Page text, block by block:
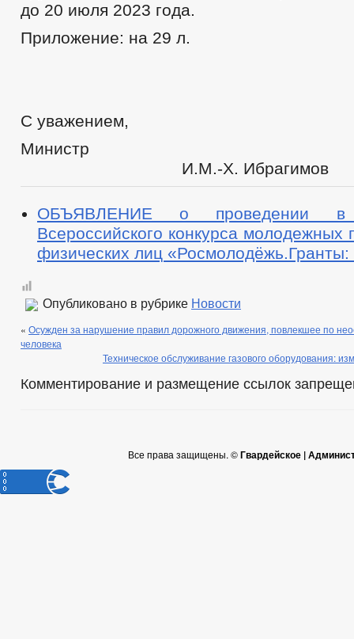
до 20 июля 2023 года.
Приложение: на 29 л.
С уважением,
И.М.-Х. Ибрагимов
ОБЪЯВЛЕНИЕ о проведении
Всероссийского конкурса молодежных
физических лиц
Опубликовано в рубрике Новости
« Осужден за нарушение правил дорожного движения, повлекшее по
человека
Техническое обслуживание газового оборудования:
Комментирование и размещение ссылок
Все права защищены. ©Гвардейское |